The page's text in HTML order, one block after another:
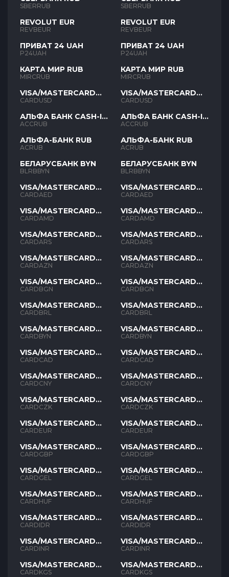
SBERRUB
REVOLUT EUR
REVBEUR
ПРИВАТ 24 UAH
P24UAH
КАРТА МИР RUB
MIRCRUB
VISA/MASTERCARD
USD
CARDUSD
АЛЬФА БАНК CASH-IN
RUB
ACCRUB
АЛЬФА-БАНК RUB
ACRUB
БЕЛАРУСБАНК BYN
BLRBBYN
VISA/MASTERCARD
AED
CARDAED
VISA/MASTERCARD
AMD
CARDAMD
VISA/MASTERCARD
ARS
CARDARS
VISA/MASTERCARD
AZN
CARDAZN
VISA/MASTERCARD
BGN
CARDBGN
VISA/MASTERCARD
BRL
CARDBRL
VISA/MASTERCARD
BYN
CARDBYN
VISA/MASTERCARD
CAD
CARDCAD
VISA/MASTERCARD
CNY
CARDCNY
VISA/MASTERCARD
CZK
CARDCZK
VISA/MASTERCARD
EUR
CARDEUR
VISA/MASTERCARD
GBP
CARDGBP
VISA/MASTERCARD
GEL
CARDGEL
VISA/MASTERCARD
HUF
CARDHUF
VISA/MASTERCARD
IDR
CARDIDR
VISA/MASTERCARD
INR
CARDINR
VISA/MASTERCARD
KGS
CARDKGS
SBERRUB
REVOLUT EUR
REVBEUR
ПРИВАТ 24 UAH
P24UAH
КАРТА МИР RUB
MIRCRUB
VISA/MASTERCARD
USD
CARDUSD
АЛЬФА БАНК CASH-IN
RUB
ACCRUB
АЛЬФА-БАНК RUB
ACRUB
БЕЛАРУСБАНК BYN
BLRBBYN
VISA/MASTERCARD
AED
CARDAED
VISA/MASTERCARD
AMD
CARDAMD
VISA/MASTERCARD
ARS
CARDARS
VISA/MASTERCARD
AZN
CARDAZN
VISA/MASTERCARD
BGN
CARDBGN
VISA/MASTERCARD
BRL
CARDBRL
VISA/MASTERCARD
BYN
CARDBYN
VISA/MASTERCARD
CAD
CARDCAD
VISA/MASTERCARD
CNY
CARDCNY
VISA/MASTERCARD
CZK
CARDCZK
VISA/MASTERCARD
EUR
CARDEUR
VISA/MASTERCARD
GBP
CARDGBP
VISA/MASTERCARD
GEL
CARDGEL
VISA/MASTERCARD
HUF
CARDHUF
VISA/MASTERCARD
IDR
CARDIDR
VISA/MASTERCARD
INR
CARDINR
VISA/MASTERCARD
KGS
CARDKGS